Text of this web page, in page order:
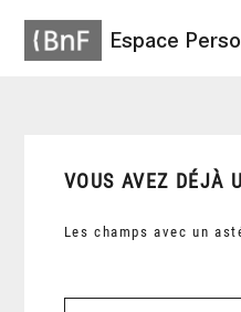
Espace
VOUS AVEZ DÉJÀ
Les champs avec un